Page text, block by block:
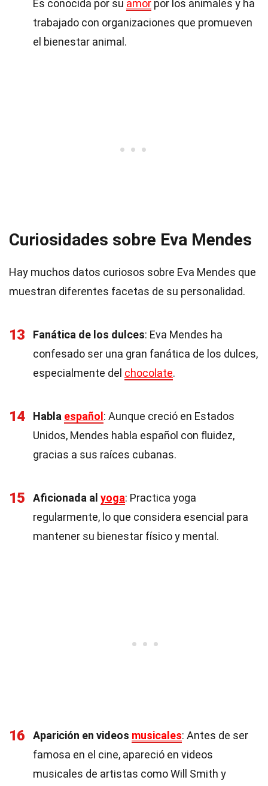
Es conocida por su amor por los animales y ha
trabajado con organizaciones que promueven
el bienestar animal.
Curiosidades sobre Eva Mendes
Hay muchos datos curiosos sobre Eva Mendes que
muestran diferentes facetas de su personalidad.
13 Fanática de los dulces: Eva Mendes ha
confesado ser una gran fanática de los dulces,
especialmente del chocolate.
14 Habla español : Aunque creció en Estados
Unidos, Mendes habla español con fluidez,
gracias a sus raíces cubanas.
15 Aficionada al yoga: Practica yoga
regularmente, lo que considera esencial para
mantener su bienestar físico y mental.
16 Aparición en videos musicales: Antes de ser
famosa en el cine, apareció en videos
musicales de artistas como Will Smith y